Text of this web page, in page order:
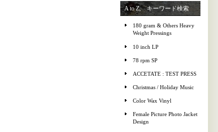
A to Z, キーワード検索
180 gram & Others Heavy
Weight Pressings
10 inch LP
78 rpm SP
ACCETATE : TEST PRESS
Christmas / Holiday Music
Color Wax Vinyl
Female Picture Photo Jacket
Design